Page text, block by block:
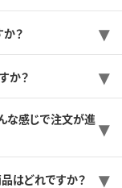
？
か？
な感じで注文が進
はどれですか？